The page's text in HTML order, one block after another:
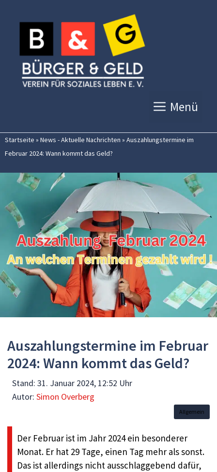
Inhalt
springen
Menü
Startseite » News - Aktuelle Nachrichten » Auszahlungstermine im
Februar 2024: Wann kommt das Geld?
Auszahlungstermine im Februar
2024: Wann kommt das Geld?
Stand: 31. Januar 2024, 12:52 Uhr
Autor: Simon Overberg
Allgemein
Der Februar ist im Jahr 2024 ein besonderer
Monat. Er hat 29 Tage, einen Tag mehr als sonst.
Das ist allerdings nicht ausschlaggebend dafür,